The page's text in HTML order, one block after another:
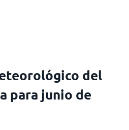
del
para junio de